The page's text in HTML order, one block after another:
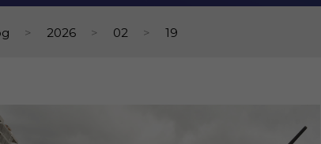
> 2026 > 02 > 19